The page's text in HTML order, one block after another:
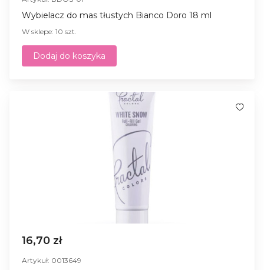
Wybielacz do mas tłustych Bianco Doro 18 ml
W sklepe: 10 szt.
Dodaj do koszyka
16,70 zł
Artykuł: 0013649